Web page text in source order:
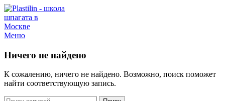
Меню
Ничего не найдено
К сожалению, ничего не найдено. Возможно, поиск поможет
найти соответствующую запись.